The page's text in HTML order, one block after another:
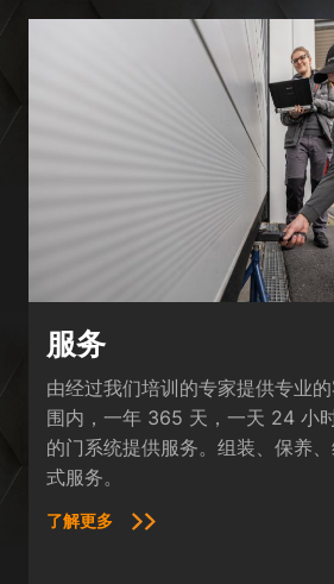
服务
由经过我们培训的专家提供专业
围内，一年 365 天，一天 24 小
的门系统提供服务。组装、保养
式服务。
了解更多